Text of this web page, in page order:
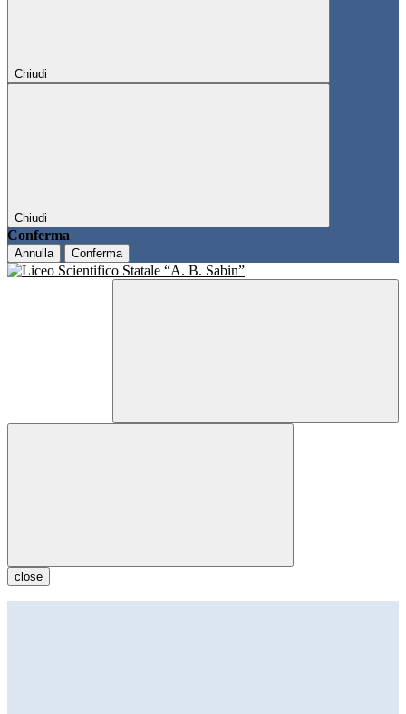
Chiudi
Chiudi
Conferma
Annulla Conferma
close